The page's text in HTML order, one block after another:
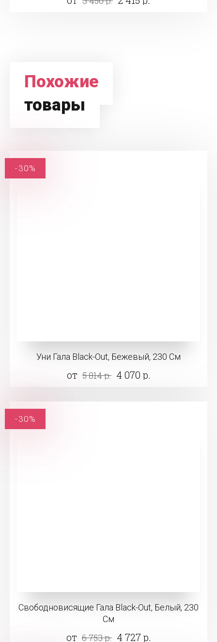
Похожие
товары
Уни Гала Black-Out, Бежевый, 230 См
от 5 814 р. 4 070 р.
-30%
Свободновисящие Гала Black-Out, Белый, 230
См
от 6 753 р. 4 727 р.
-30%